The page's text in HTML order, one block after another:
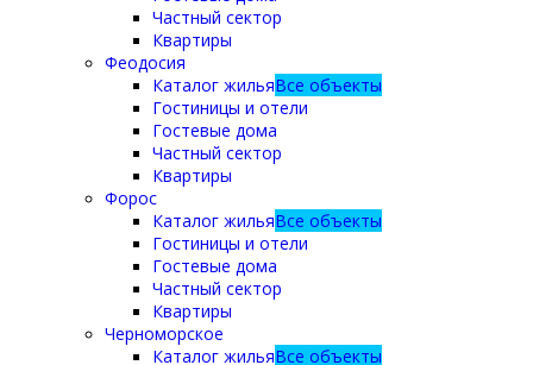
Частный сектор
Квартиры
Феодосия
Каталог жильяВсе объекты
Гостиницы и отели
Гостевые дома
Частный сектор
Квартиры
Форос
Каталог жильяВсе объекты
Гостиницы и отели
Гостевые дома
Частный сектор
Квартиры
Черноморское
Каталог жильяВсе объекты